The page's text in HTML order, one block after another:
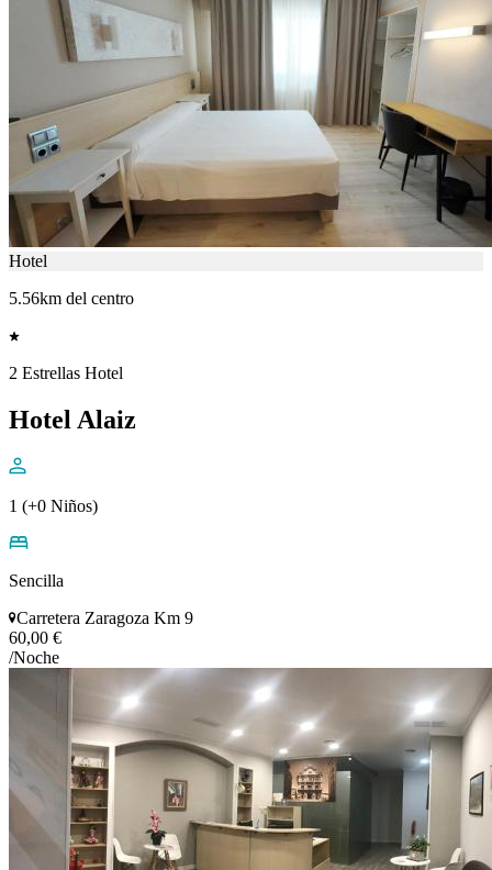
Hotel
5.56km del centro
2 Estrellas Hotel
Hotel Alaiz
1 (+0 Niños)
Sencilla
Carretera Zaragoza Km 9
60,00 €
/Noche